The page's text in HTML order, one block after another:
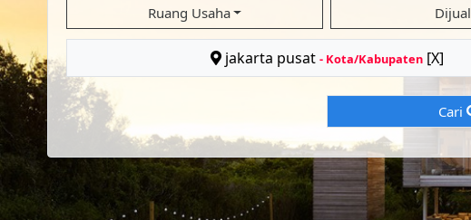
Ruang Usaha Dijual
jakarta pusat - Kota/Kabupaten[X]
Cari